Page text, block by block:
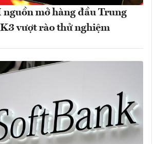
mở hàng đầu Trung
vượt rào thử nghiệm